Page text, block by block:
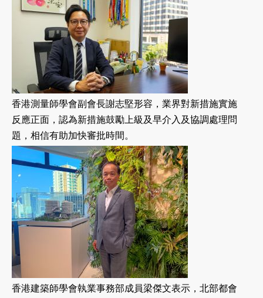
香港測量師學會副會長謝志堅形容，業界對新措施實施
反應正面，認為新措施鼓勵上級及早介入及協調處理問
題，相信有助加快審批時間。
香港建築師學會執業事務部成員梁傑文表示，北部都會